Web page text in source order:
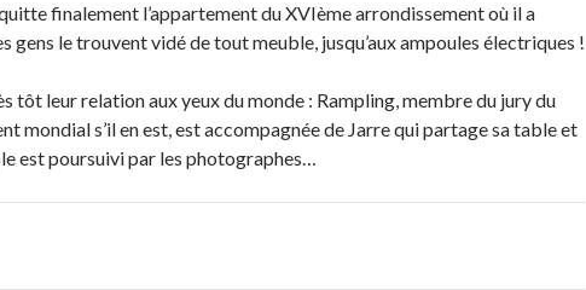
finalement l’appartement du XVIème arrondissement où il a
gens le trouvent vidé de tout meuble, jusqu’aux ampoules électriques !
tôt leur relation aux yeux du monde : Rampling, membre du jury du
mondial s’il en est, est accompagnée de Jarre qui partage sa table et
est poursuivi par les photographes…